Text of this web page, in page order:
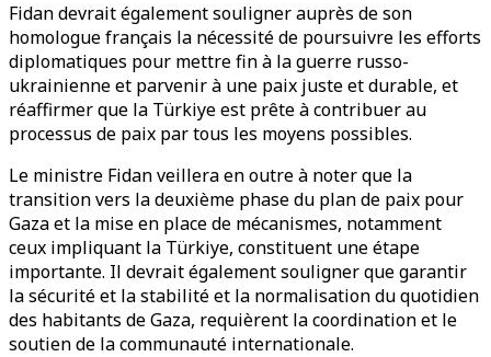
Fidan devrait également souligner auprès de son
homologue français la nécessité de poursuivre les efforts
diplomatiques pour mettre fin à la guerre russo-
ukrainienne et parvenir à une paix juste et durable, et
réaffirmer que la Türkiye est prête à contribuer au
processus de paix par tous les moyens possibles.
Le ministre Fidan veillera en outre à noter que la
transition vers la deuxième phase du plan de paix pour
Gaza et la mise en place de mécanismes, notamment
ceux impliquant la Türkiye, constituent une étape
importante. Il devrait également souligner que garantir
la sécurité et la stabilité et la normalisation du quotidien
des habitants de Gaza, requièrent la coordination et le
soutien de la communauté internationale.